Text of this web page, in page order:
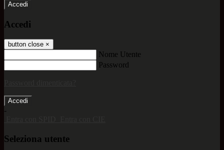
Accedi
Accedi
button close ×
Nome Utente
Password
-
Seleziona utente